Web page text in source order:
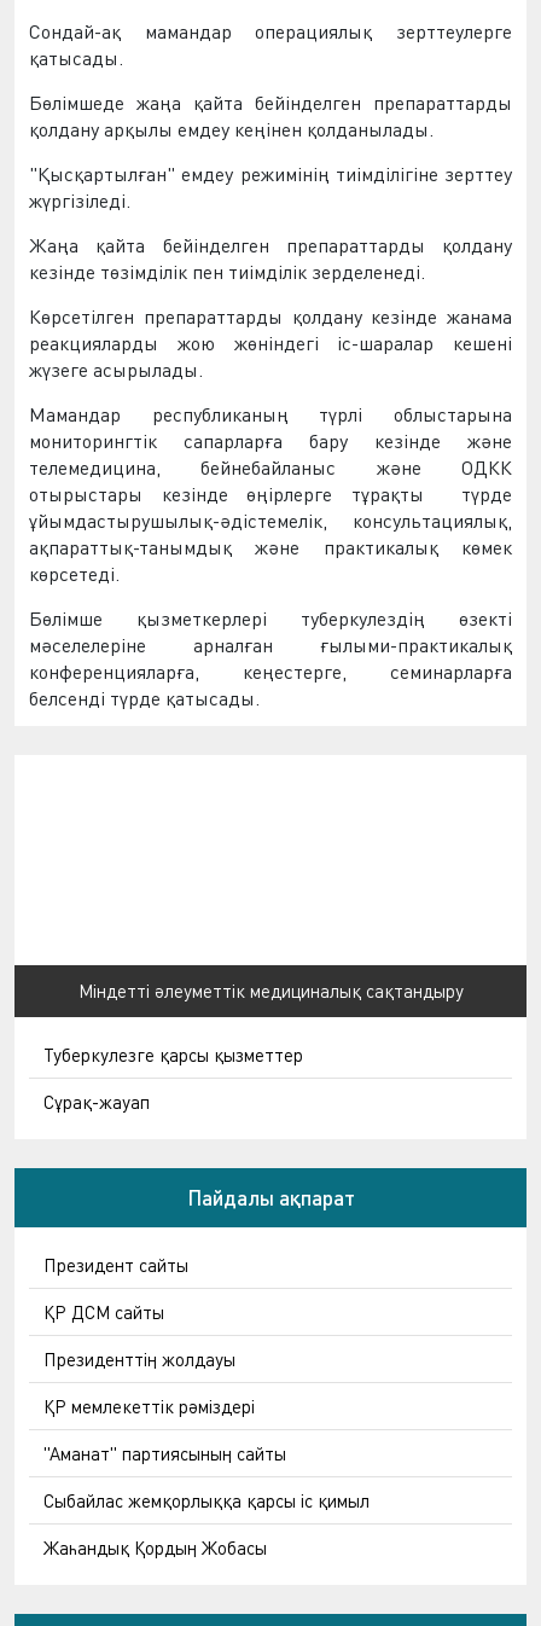
Сондай-ақ мамандар операциялық зерттеулерге
қатысады.
Бөлімшеде жаңа қайта бейінделген препараттарды
қолдану арқылы емдеу кеңінен қолданылады.
"Қысқартылған" емдеу режимінің тиімділігіне зерттеу
жүргізіледі.
Жаңа қайта бейінделген препараттарды қолдану
кезінде төзімділік пен тиімділік зерделенеді.
Көрсетілген препараттарды қолдану кезінде жанама
реакцияларды жою жөніндегі іс-шаралар кешені
жүзеге асырылады.
Мамандар республиканың түрлі облыстарына
мониторингтік сапарларға бару кезінде және
телемедицина, бейнебайланыс және ОДКК
отырыстары кезінде өңірлерге тұрақты
түрде
ұйымдастырушылық-әдістемелік, консультациялық,
ақпараттық-танымдық және практикалық көмек
көрсетеді.
Бөлімше қызметкерлері туберкулездің өзекті
мәселелеріне арналған ғылыми-практикалық
конференцияларға, кеңестерге, семинарларға
белсенді түрде қатысады.
Міндетті әлеуметтік медициналық сақтандыру
Туберкулезге қарсы қызметтер
Сұрақ-жауап
Пайдалы ақпарат
Президент сайты
ҚР ДСМ сайты
Президенттің жолдауы
ҚР мемлекеттік рәміздері
"Аманат" партиясының сайты
Сыбайлас жемқорлыққа қарсы іс қимыл
Жаһандық Қордың Жобасы